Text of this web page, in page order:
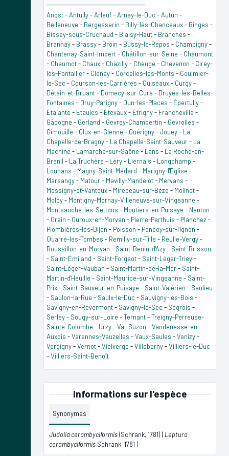
Anost-Antully-Arleuf-Arnay-le-Duc -Autun -
Belleneuve - Bergesserin - Billy-lès-Chanceaux- Binges -
Bissey-sous-Cruchaud - Blaisy-Haut- Branches -
Brannay- Brassy- Broin - Bussy-le-Repos - Champigny-
Chantenay-Saint-Imbert- Châtillon-sur-Seine - Chaumont
- Chaumot- Chaux- Chazilly- Cheuge - Chevenon - Cirey-
lès-Pontailler- Clénay- Corcelles-les-Monts - Coulmier-
le-Sec - Courson-les-Carrières - Cuiseaux- Curgy-
Détain-et-Bruant- Domecy-sur-Cure - Druyes-les-Belles-
Fontaines - Druy-Parigny- Dun-les-Places - Épertully-
Étalante - Étaules - Étevaux- Étrigny- Francheville -
Gâcogne - Gerland - Gevrey-Chambertin - Gevrolles -
Gimouille - Glux-en-Glenne - Guérigny-Jouey- La
Chapelle-de-Bragny- La Chapelle-Saint-Sauveur- La
Machine - Lamarche-sur-Saône - Lans - La Roche-en-
Brenil - La Truchère - Léry- Liernais - Longchamp -
Louhans - Magny-Saint-Médard - Marigny-l'Église -
Marsangy- Matour- Mavilly-Mandelot- Mervans -
Messigny-et-Vantoux- Mirebeau-sur-Bèze - Molinot-
Moloy- Montigny-Mornay-Villeneuve-sur-Vingeanne -
Montsauche-les-Settons - Moutiers-en-Puisaye - Nanton
- Orain - Ouroux-en-Morvan - Pierre-Perthuis - Planchez-
Plombières-lès-Dijon - Poisson - Poncey-sur-l'Ignon -
Quarré-les-Tombes - Remilly-sur-Tille - Reulle-Vergy-
Roussillon-en-Morvan - Saint-Benin-d'Azy- Saint-Brisson
- Saint-Émiland - Saint-Forgeot- Saint-Léger-Triey-
Saint-Léger-Vauban - Saint-Martin-de-la-Mer- Saint-
Martin-d'Heuille - Saint-Maurice-sur-Vingeanne - Saint-
Prix- Saint-Sauveur-en-Puisaye - Saint-Valérien - Saulieu
- Saulon-la-Rue - Saulx-le-Duc - Sauvigny-les-Bois -
Savigny-en-Revermont- Savigny-le-Sec - Segrois -
Serley- Sougy-sur-Loire -Ternant-Treigny-Perreuse-
Sainte-Colombe - Urzy-Val-Suzon -Vandenesse-en-
Auxois -Varennes-Vauzelles -Vaux-Saules -Venizy-
Vergigny-Vernot-Vielverge -Villeberny-Villiers-le-Duc
-Villiers-Saint-Benoît
Informations sur l'espèce
Synonymes
Judolia cerambyciformis(Schrank, 1781) | Leptura
cerambyciformis Schrank, 1781 |